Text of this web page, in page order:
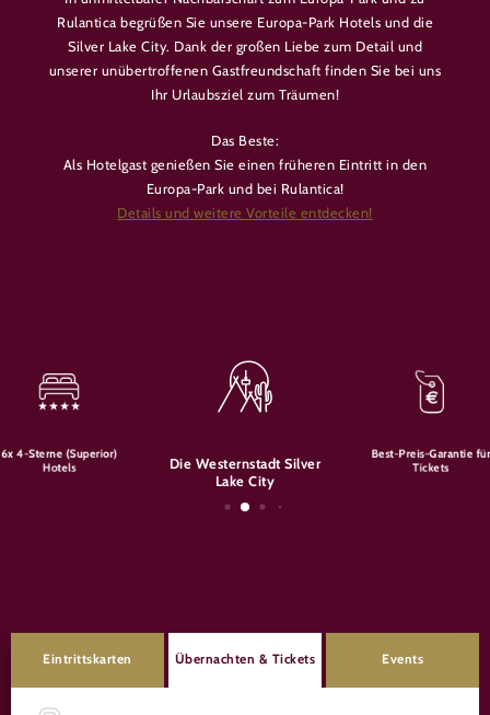
Rulantica begrüßen Sie unsere Europa-Park Hotels und die
Silver Lake City. Dank der großen Liebe zum Detail und
unserer unübertroffenen Gastfreundschaft finden Sie bei uns
Ihr Urlaubsziel zum Träumen!
Das Beste:
Als Hotelgast genießen Sie einen früheren Eintritt in den
Europa-Park und bei Rulantica!
Details und weitere Vorteile entdecken!
6x 4-Sterne (Superior)
Hotels
Die Westernstadt Silver
Lake City
Best-Preis-Garantie für
Tickets
Eintrittskarten Übernachten & Tickets Events